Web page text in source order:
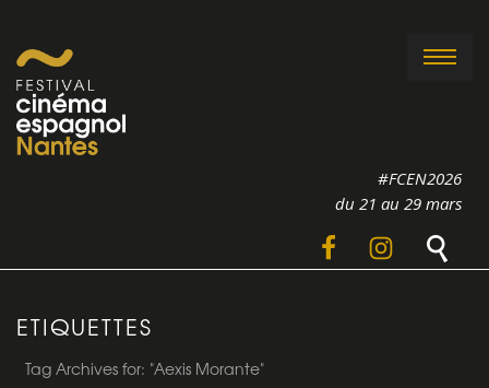
#FCEN2026
du 21 au 29 mars
ETIQUETTES
Tag Archives for: "Aexis Morante"